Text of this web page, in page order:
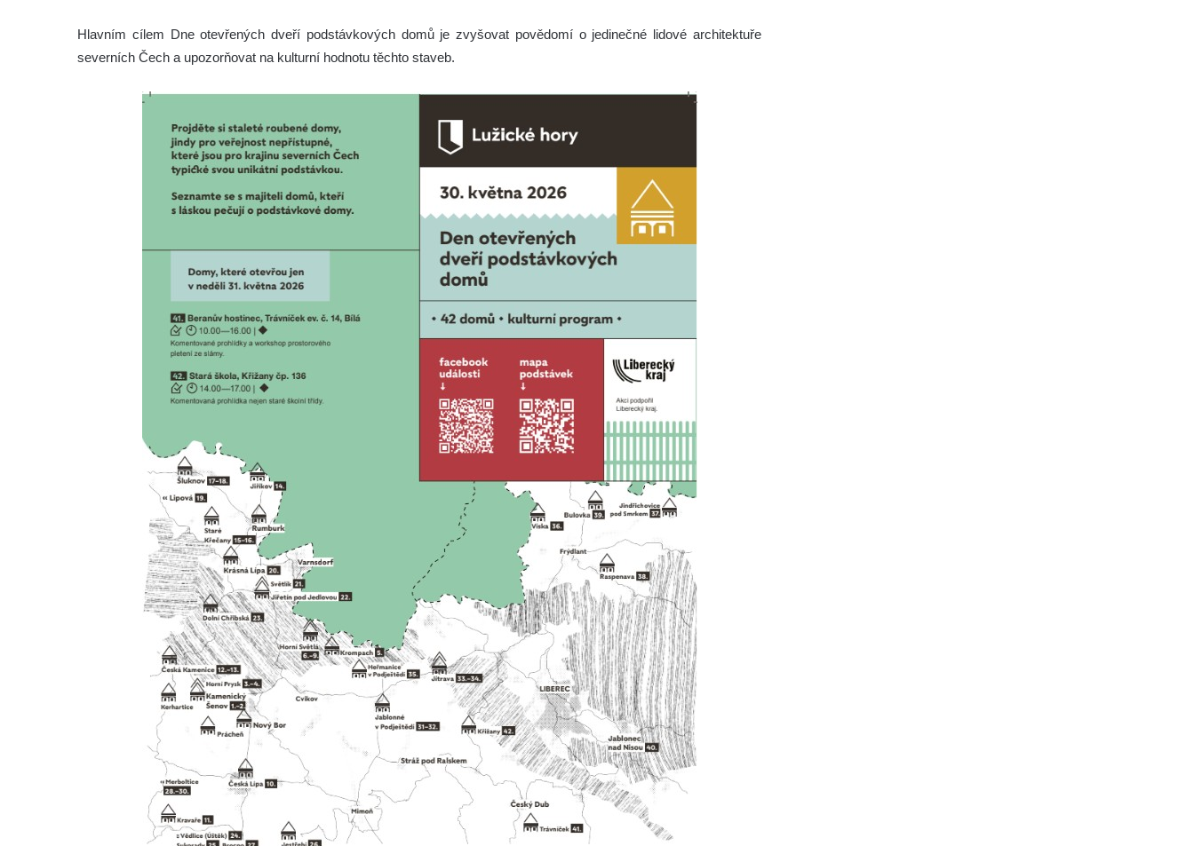
Hlavním cílem Dne otevřených dveří podstávkových domů je zvyšovat povědomí o jedinečné lidové architektuře
severních Čech a upozorňovat na kulturní hodnotu těchto staveb.